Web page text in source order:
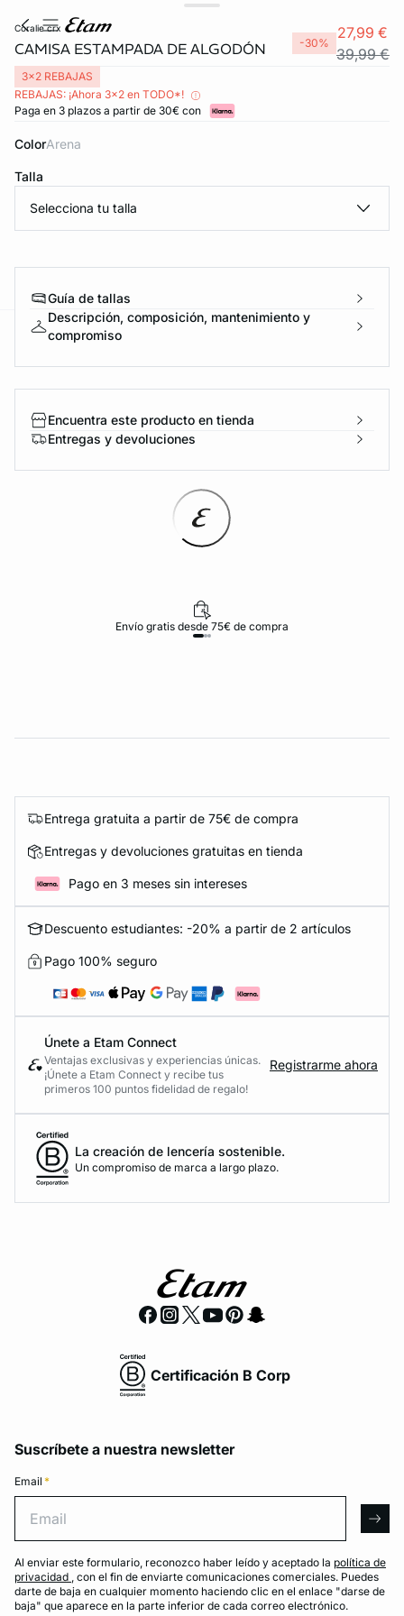
coralie crx
CAMISA ESTAMPADA DE ALGODÓN -30%
27,99 €
39,99 €
3x2 REBAJAS
REBAJAS: ¡Ahora 3x2 en TODO*!
Paga en 3 plazos a partir de 30€ con
Color arena
Talla
Selecciona tu talla
Guía de tallas
Descripción, composición, mantenimiento y
compromiso
Encuentra este producto en tienda
Entregas y devoluciones
Envío gratis desde 75€ de compra
Entrega gratuita a partir de 75€ de compra
Entregas y devoluciones gratuitas en tienda
Pago en 3 meses sin intereses
Descuento estudiantes: -20% a partir de 2 artículos
Pago 100% seguro
Únete a Etam Connect
Ventajas exclusivas y experiencias únicas.
¡Únete a Etam Connect y recibe tus
primeros 100 puntos fidelidad de regalo!
Registrarme ahora
La creación de lencería sostenible.
Un compromiso de marca a largo plazo.
Certificación B Corp
Suscríbete a nuestra newsletter
Email *
Al enviar este formulario, reconozco haber leído y aceptado la política de
privacidad , con el fin de enviarte comunicaciones comerciales. Puedes
darte de baja en cualquier momento haciendo clic en el enlace "darse de
baja" que aparece en la parte inferior de cada correo electrónico.